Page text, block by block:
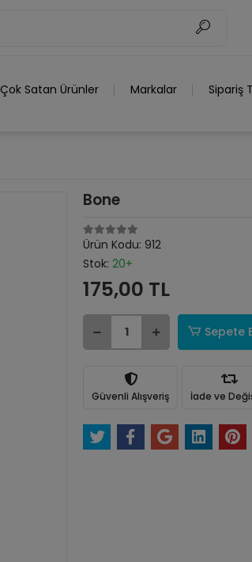
Çok Satan Ürünler Markalar Sipariş
Bone
Ürün Kodu: 912
Stok: 20+
175,00 TL
Sepete
Güvenli Alışveriş İade ve